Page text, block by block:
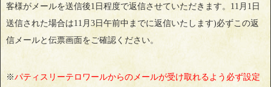
客様がメールを送信後1日程度で返信させていただきます。11月1日
送信された場合は11月3日午前中までに返信いたします)必ずこの返
信メールと伝票画面をご確認ください。
※パティスリーテロワールからのメールが受け取れるよう必ず設定